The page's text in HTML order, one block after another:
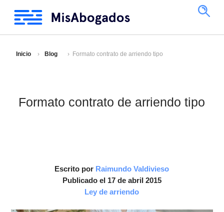
Inicio Blog Formato contrato de arriendo tipo
Formato contrato de arriendo tipo
Escrito por Raimundo Valdivieso
Publicado el 17 de abril 2015
Ley de arriendo